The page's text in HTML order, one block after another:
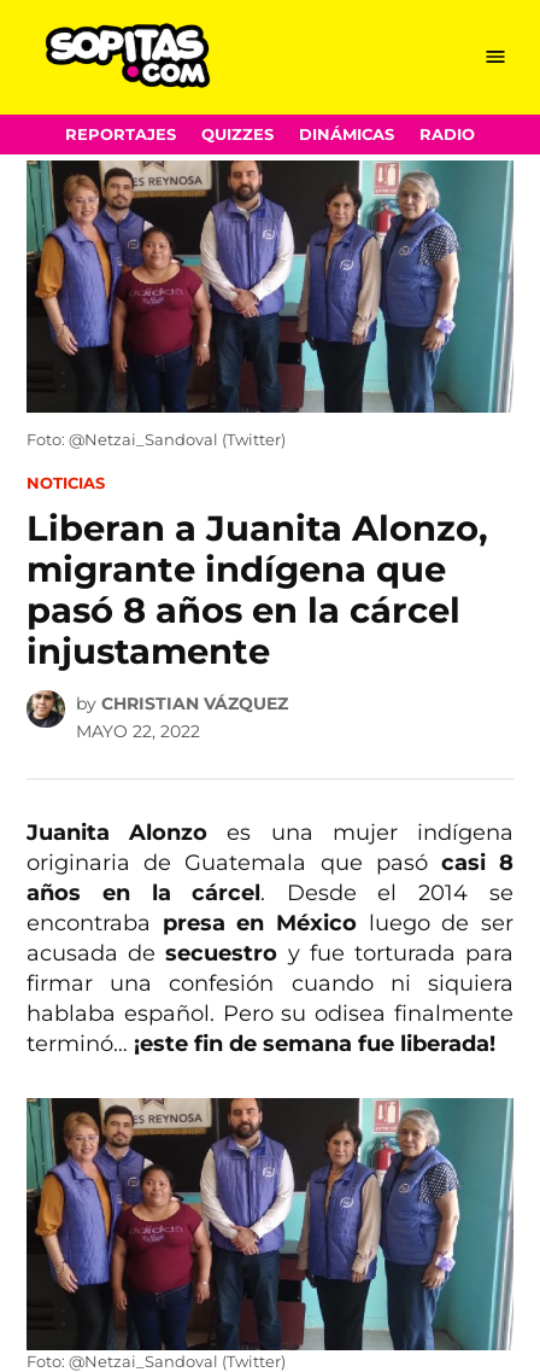
Skip
to
content
Menu
REPORTAJES QUIZZES DINÁMICAS RADIO
Foto: @Netzai_Sandoval (Twitter)
POSTED
NOTICIAS
Liberan a Juanita Alonzo,
migrante indígena que
pasó 8 años en la cárcel
injustamente
by CHRISTIAN VÁZQUEZ
MAYO 22, 2022
Juanita Alonzo es una mujer indígena
originaria de Guatemala que pasó casi 8
años en la cárcel. Desde el 2014 se
encontraba presa en México luego de ser
acusada de secuestro y fue torturada para
firmar una confesión cuando ni siquiera
hablaba español. Pero su odisea finalmente
terminó… ¡este fin de semana fue liberada!
Foto: @Netzai_Sandoval (Twitter)